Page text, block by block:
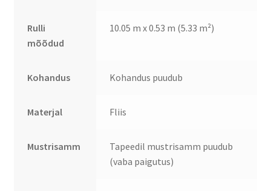
Rulli
mõõdud
10.05 m x 0.53 m (5.33 m²)
Kohandus Kohandus puudub
Materjal Fliis
Mustrisamm
Tapeedil mustrisamm puudub
(vaba paigutus)